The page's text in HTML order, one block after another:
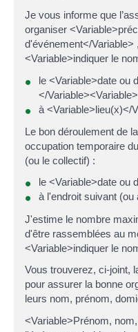
Je vous informe que
organiser
d'événement</Variable>
<Variable>indiquer le
le <Variable>date ou
</
à <Variable>lieu(x)</
Le bon déroulement de
occupation temporaire
(ou le collectif) :
le <Variable>date ou
à l'endroit suivant
J'estime le nombre
d'être rassemblées au
<Variable>indiquer le
Vous trouverez, ci-joint,
pour assurer la bonne
leurs nom, prénom,
<Variable>Prénom,